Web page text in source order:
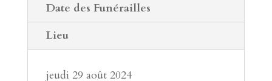
Date des Funérailles
Lieu
jeudi 29 août 2024